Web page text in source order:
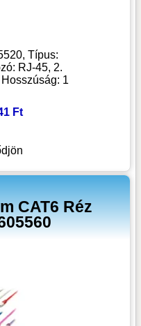
Típus:
RJ-45, 2.
1
Ft
CAT6 Réz